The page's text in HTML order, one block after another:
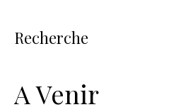
Recherche
A Venir